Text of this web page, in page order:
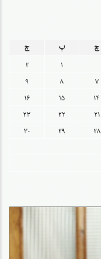
چ پ
ج
۱
۲
۷ ۸
۹
۱۴ ۱۵
۱۶
۲۱ ۲۲
۲۳
۲۸ ۲۹
۳۰